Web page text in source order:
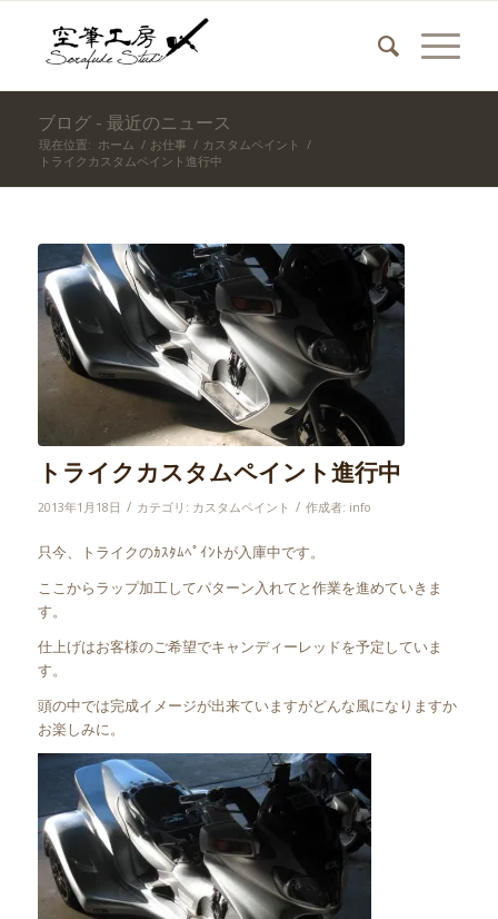
ブログ - 最近のニュース
現在位置: ホーム / お仕事 / カスタムペイント /
トライクカスタムペイント進行中
トライクカスタムペイント進行中
2013年1月18日 / カテゴリ: カスタムペイント / 作成者: info
只今、トライクのｶｽﾀﾑﾍﾟｲﾝﾄが入庫中です。
ここからラップ加工してパターン入れてと作業を進めていきま
す。
仕上げはお客様のご希望でキャンディーレッドを予定していま
す。
頭の中では完成イメージが出来ていますがどんな風になりますか
お楽しみに。